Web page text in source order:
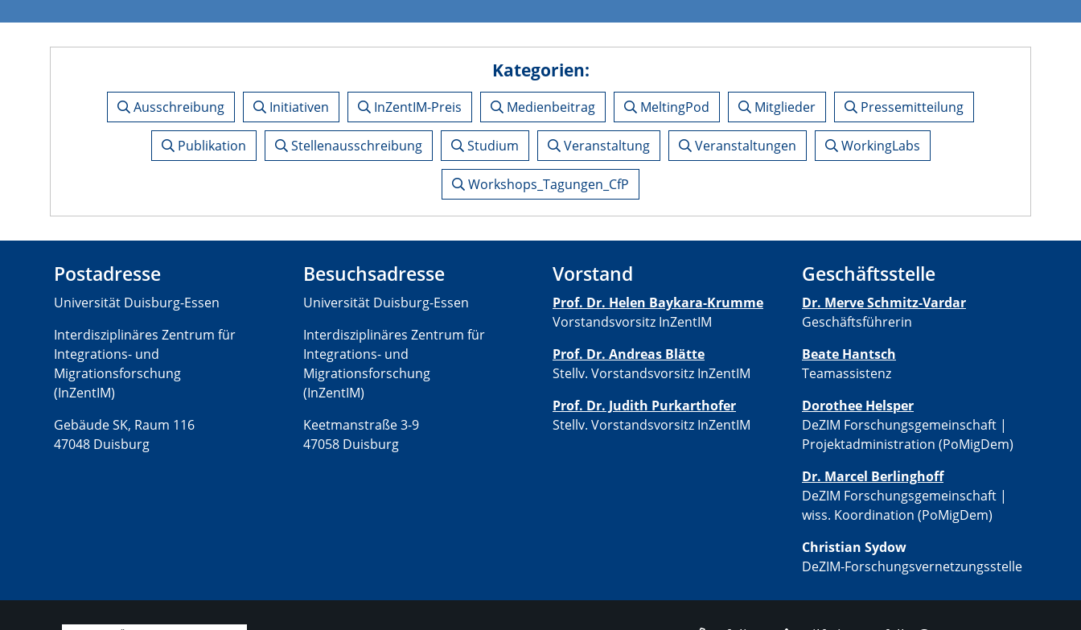
Kategorien:
Ausschreibung Initiativen InZentIM-Preis Medienbeitrag MeltingPod Mitglieder Pressemitteilung
Publikation Stellenausschreibung Studium Veranstaltung Veranstaltungen WorkingLabs
Workshops_Tagungen_CfP
Postadresse
Universität Duisburg-Essen
Interdisziplinäres Zentrum für
Integrations- und
Migrationsforschung
(InZentIM)
Gebäude SK, Raum 116
47048 Duisburg
Besuchsadresse
Universität Duisburg-Essen
Interdisziplinäres Zentrum für
Integrations- und
Migrationsforschung
(InZentIM)
Keetmanstraße 3-9
47058 Duisburg
Vorstand
Prof. Dr. Helen Baykara-Krumme
Vorstandsvorsitz InZentIM
Prof. Dr. Andreas Blätte
Stellv. Vorstandsvorsitz InZentIM
Prof. Dr. Judith Purkarthofer
Stellv. Vorstandsvorsitz InZentIM
Geschäftsstelle
Dr. Merve Schmitz-Vardar
Geschäftsführerin
Beate Hantsch
Teamassistenz
​​Dorothee Helsper
DeZIM Forschungsgemeinschaft |
Projektadministration (PoMigDem)
Dr. Marcel Berlinghoff
DeZIM Forschungsgemeinschaft |
wiss. Koordination (PoMigDem)
Christian Sydow
​DeZIM-Forschungsvernetzungsstelle